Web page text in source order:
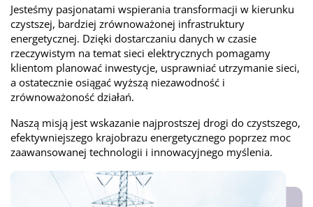
Jesteśmy pasjonatami wspierania transformacji w kierunku
czystszej, bardziej zrównoważonej infrastruktury
energetycznej. Dzięki dostarczaniu danych w czasie
rzeczywistym na temat sieci elektrycznych pomagamy
klientom planować inwestycje, usprawniać utrzymanie sieci,
a ostatecznie osiągać wyższą niezawodność i
zrównoważoność działań.
Naszą misją jest wskazanie najprostszej drogi do czystszego,
efektywniejszego krajobrazu energetycznego poprzez moc
zaawansowanej technologii i innowacyjnego myślenia.